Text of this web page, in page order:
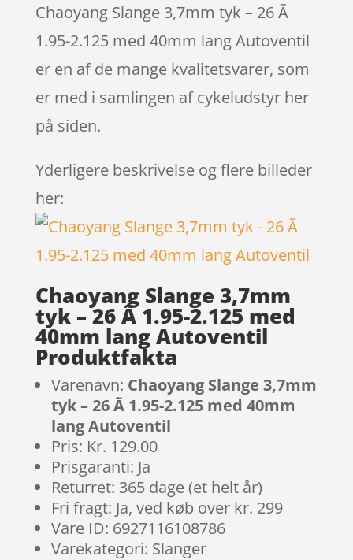
Chaoyang Slange 3,7mm tyk – 26 Ã
1.95-2.125 med 40mm lang Autoventil
er en af de mange kvalitetsvarer, som
er med i samlingen af cykeludstyr her
på siden.
Yderligere beskrivelse og flere billeder
her:
Chaoyang Slange 3,7mm
tyk – 26 Ã 1.95-2.125 med
40mm lang Autoventil
Produktfakta
Varenavn: Chaoyang Slange 3,7mm
tyk – 26 Ã 1.95-2.125 med 40mm
lang Autoventil
Pris: Kr. 129.00
Prisgaranti: Ja
Returret: 365 dage (et helt år)
Fri fragt: Ja, ved køb over kr. 299
Vare ID: 6927116108786
Varekategori: Slanger